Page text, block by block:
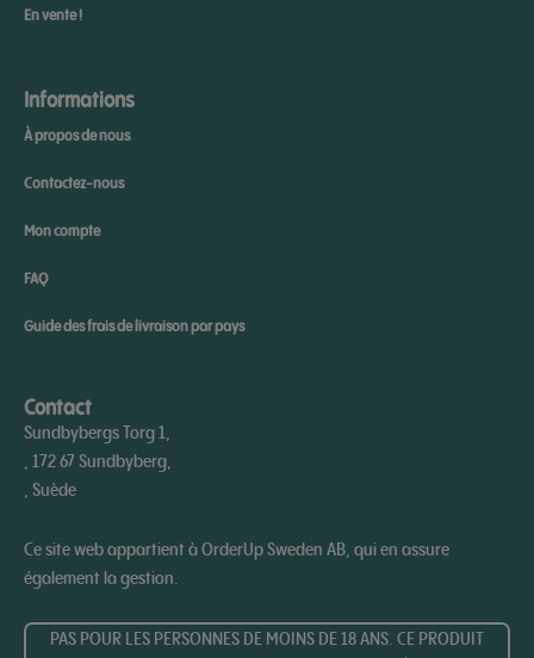
En vente !
Informations
À propos de nous
Contactez-nous
Mon compte
FAQ
Guide des frais de livraison par pays
Contact
Sundbybergs Torg 1,
, 172 67 Sundbyberg,
, Suède
Ce site web appartient à OrderUp Sweden AB, qui en assure
également la gestion.
PAS POUR LES PERSONNES DE MOINS DE 18 ANS. CE PRODUIT